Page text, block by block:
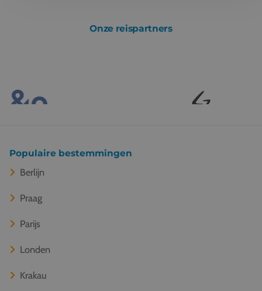
Onze reispartners
Populaire bestemmingen
Berlijn
Praag
Parijs
Londen
Krakau